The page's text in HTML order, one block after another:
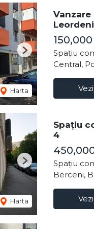
Harta
Next
Leordeni
Spațiu
Central,
Harta
Next
Spațiu
4
Spațiu
Berceni,